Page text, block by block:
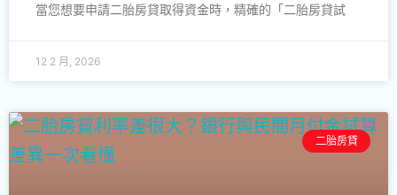
當您想要申請二胎房貸取得資金時，精確的「二胎房貸試
12 2 月, 2026
二胎房貸